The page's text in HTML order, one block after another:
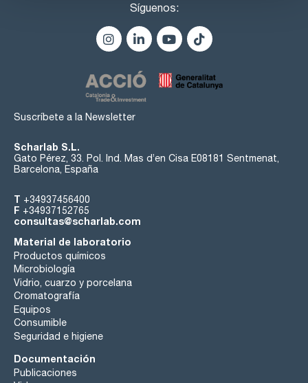
Síguenos:
Suscríbete a la Newsletter
Scharlab S.L.
Gato Pérez, 33. Pol. Ind. Mas d’en Cisa E08181 Sentmenat,
Barcelona, España
T +34937456400
F +34937152765
consultas@scharlab.com
Material de laboratorio
Productos químicos
Microbiología
Vidrio, cuarzo y porcelana
Cromatografía
Equipos
Consumible
Seguridad e higiene
Documentación
Publicaciones